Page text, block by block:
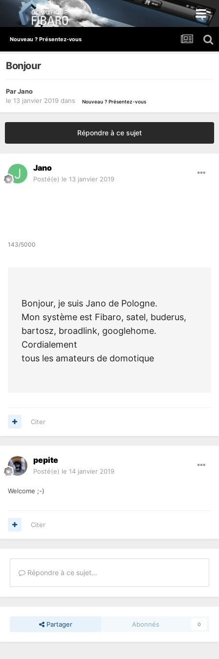
Nouveau ? Présentez-vous
Bonjour
ParJano
le 13 janvier 2019 dans Nouveau ? Présentez-vous
Répondre à ce sujet
Jano
Posté(e) le 13 janvier 2019
143/5000
Bonjour, je suis Jano de Pologne.
Mon système est Fibaro, satel, buderus,
bartosz, broadlink, googlehome.
Cordialement
tous les amateurs de domotique
Citer
pepite
Posté(e) le 14 janvier 2019
Welcome ;-)
Citer
Répondre à ce sujet…
Partager Abonnés 0